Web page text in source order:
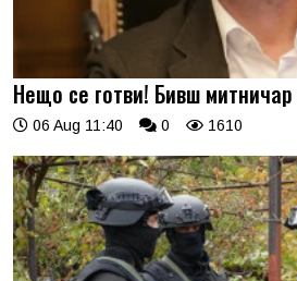
Нещо се готви! Бивш
06 Aug 11:40 0 1610